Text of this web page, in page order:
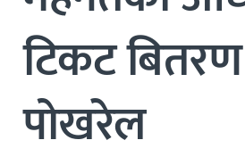
टिकट
पोखरेल